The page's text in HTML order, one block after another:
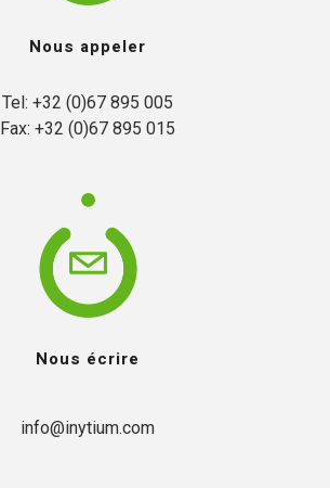
Nous appeler
Tel: +32 (0)67 895 005
Fax: +32 (0)67 895 015
Nous écrire
info@inytium.com